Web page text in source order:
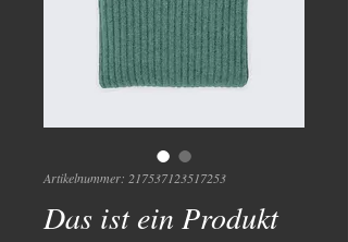
Artikelnummer: 217537123517253
Das ist ein Produkt